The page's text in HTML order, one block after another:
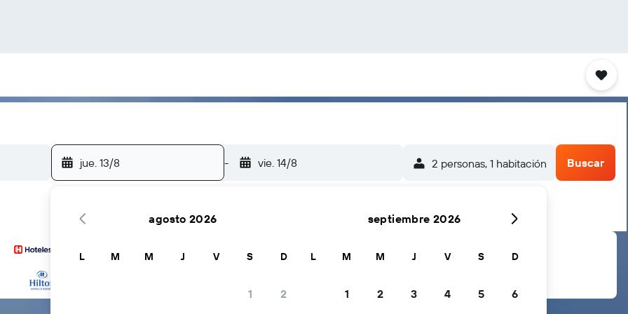
jue. 13/8 - vie. 14/8 2 personas, 1 habitación Buscar
agosto 2026
L M M J V S D
1 2
septiembre 2026
L M M J V S D
1 2 3 4 5 6